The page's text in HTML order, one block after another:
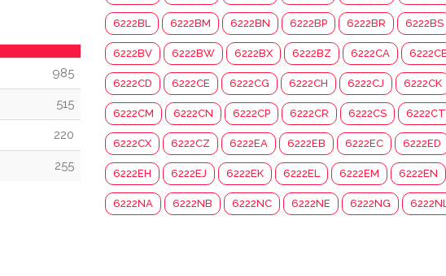
985
515
220
255
6222BL 6222BM 6222BN 6222BP 6222BR 6222BS
6222BV 6222BW 6222BX 6222BZ 6222CA
6222CD 6222CE 6222CG 6222CH 6222CJ 6222CK
6222CM 6222CN 6222CP 6222CR 6222CS 6222CT
6222CX 6222CZ 6222EA 6222EB 6222EC 6222ED
6222EH 6222EJ 6222EK 6222EL 6222EM 6222EN
6222NA 6222NB 6222NC 6222NE 6222NG